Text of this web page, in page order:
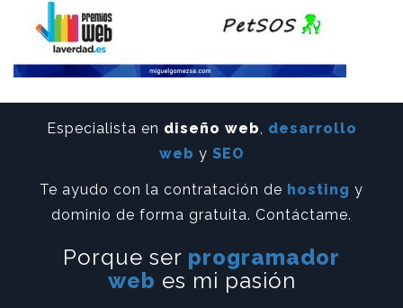
Especialista en diseño web, desarrollo
web y SEO
Te ayudo con la contratación de hosting y
dominio de forma gratuita. Contáctame.
Porque ser programador
web es mi pasión